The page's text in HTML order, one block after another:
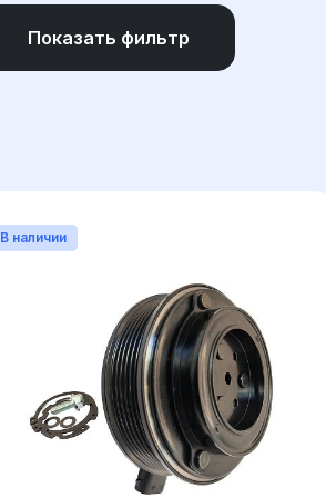
Показать фильтр
В наличии